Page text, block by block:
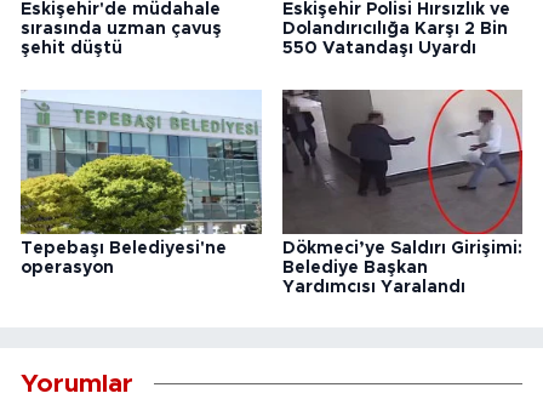
Eskişehir'de müdahale
sırasında uzman çavuş
şehit düştü
Eskişehir Polisi Hırsızlık ve
Dolandırıcılığa Karşı 2 Bin
550 Vatandaşı Uyardı
Tepebaşı Belediyesi'ne
operasyon
Dökmeci’ye Saldırı Girişimi:
Belediye Başkan
Yardımcısı Yaralandı
Yorumlar